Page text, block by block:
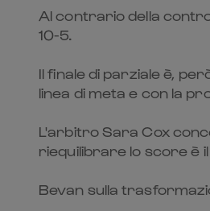
Al contrario della
10-5.
Il finale di parziale è,
linea di meta e con la
L'arbitro Sara Cox
riequilibrare lo score è il
Bevan sulla